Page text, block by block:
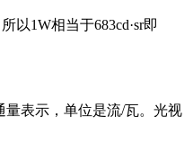
以1W相当于683cd·sr即
表示，单位是流/瓦。光视